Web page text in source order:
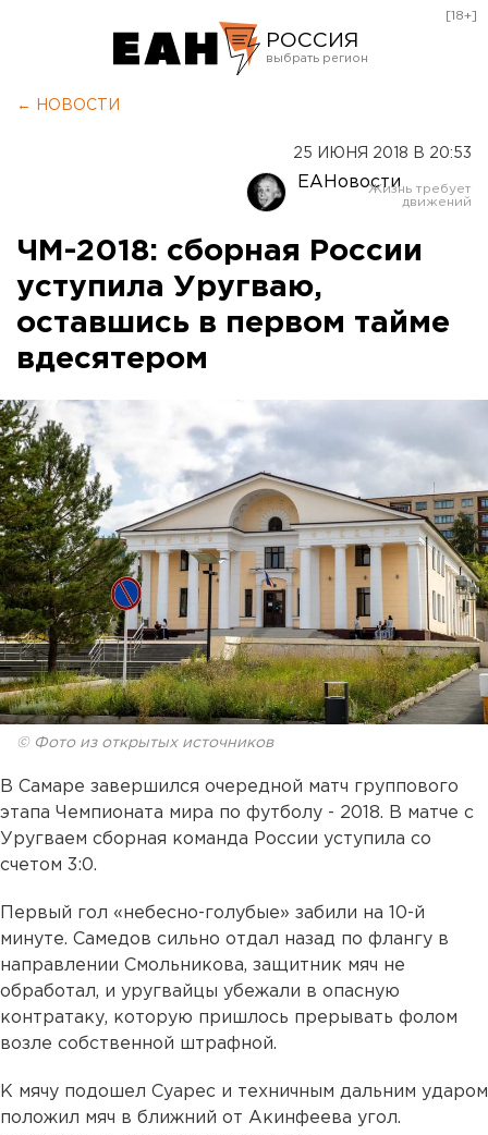
РОССИЯ
Оренбург
[18+]
← НОВОСТИ
25 ИЮНЯ 2018 В 20:53
ЕАНовости
ЧМ-2018: сборная России
уступила Уругваю,
оставшись в первом тайме
вдесятером
© Фото из открытых источников
В Самаре завершился очередной матч группового
этапа Чемпионата мира по футболу - 2018. В матче с
Уругваем сборная команда России уступила со
счетом 3:0.
Первый гол «небесно-голубые» забили на 10-й
минуте. Самедов сильно отдал назад по флангу в
направлении Смольникова, защитник мяч не
обработал, и уругвайцы убежали в опасную
контратаку, которую пришлось прерывать фолом
возле собственной штрафной.
К мячу подошел Суарес и техничным дальним ударом
положил мяч в ближний от Акинфеева угол.